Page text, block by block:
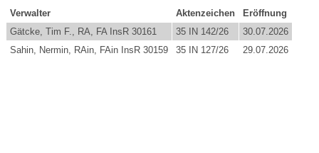
Verwalter Aktenzeichen
Eröffnung
Gätcke, Tim F., RA, FA InsR 30161
35 IN 142/26
30.07.2026
Sahin, Nermin, RAin, FAin InsR 30159
35 IN 127/26 29.07.2026